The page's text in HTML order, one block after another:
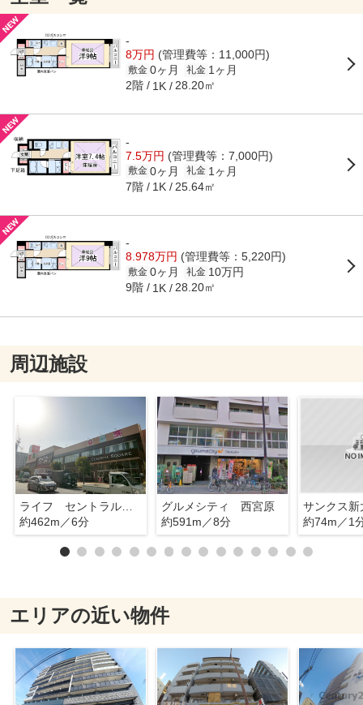
-
8万円 (管理費等：11,000円)
敷金 0ヶ月 礼金 1ヶ月
2階 1K 28.20㎡
-
7.5万円 (管理費等：7,000円)
敷金 0ヶ月 礼金 1ヶ月
7階 1K 25.64㎡
-
8.978万円 (管理費等：5,220円)
敷金 0ヶ月 礼金 10万円
9階 1K 28.20㎡
周辺施設
ライフ セントラルスクエア西宮原店
約462m／6分
グルメシティ 西宮原
約591m／8分
サンクス新
約74m／1
エリアの近い物件